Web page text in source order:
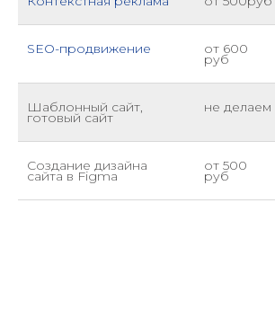
SEO-продвижение от 600
руб
Шаблонный сайт,
готовый сайт
не делаем
Создание дизайна
сайта в Figma
от 500
руб